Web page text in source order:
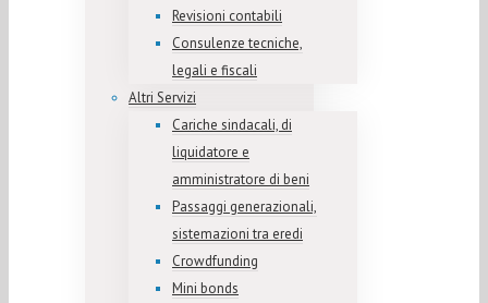
Revisioni contabili
Consulenze tecniche,
legali e fiscali
Altri Servizi
Cariche sindacali, di
liquidatore e
amministratore di beni
Passaggi generazionali,
sistemazioni tra eredi
Crowdfunding
Mini bonds